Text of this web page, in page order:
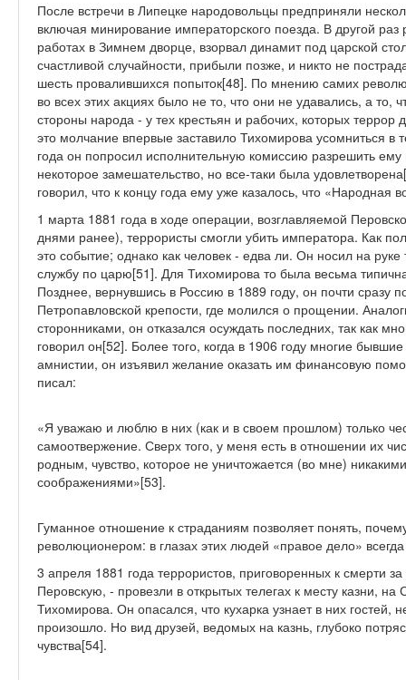
После встречи в Липецке народовольцы предприняли
включая минирование императорского поезда. В другой
работах в Зимнем дворце, взорвал динамит под царской
счастливой случайности, прибыли позже, и никто не
шесть провалившихся попыток[48]. По мнению самих
во всех этих акциях было не то, что они не удавались, а то,
стороны народа - у тех крестьян и рабочих, которых
это молчание впервые заставило Тихомирова усомниться в
года он попросил исполнительную комиссию разрешить
некоторое замешательство, но все-таки была
говорил, что к концу года ему уже казалось, что «Народная
1 марта 1881 года в ходе операции, возглавляемой
днями ранее), террористы смогли убить императора. Как
это событие; однако как человек - едва ли. Он носил на
службу по царю[51]. Для Тихомирова то была весьма
Позднее, вернувшись в Россию в 1889 году, он почти сразу
Петропавловской крепости, где молился о прощении.
сторонниками, он отказался осуждать последних, так как
говорил он[52]. Более того, когда в 1906 году многие
амнистии, он изъявил желание оказать им финансовую
писал:
«Я уважаю и люблю в них (как и в своем прошлом) только
самоотвержение. Сверх того, у меня есть в отношении их
родным, чувство, которое не уничтожается (во мне)
соображениями»[53].
Гуманное отношение к страданиям позволяет понять,
революционером: в глазах этих людей «правое дело»
3 апреля 1881 года террористов, приговоренных к смерти
Перовскую, - провезли в открытых телегах к месту казни,
Тихомирова. Он опасался, что кухарка узнает в них гостей,
произошло. Но вид друзей, ведомых на казнь, глубоко
чувства[54].